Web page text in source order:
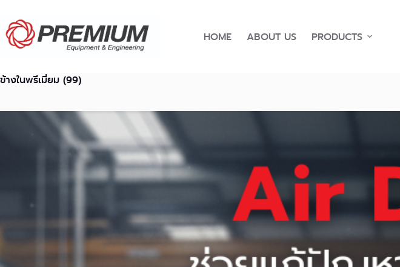
content
HOME ABOUT US PRODUCTS
ข้างในพรีเมี่ยม (99)